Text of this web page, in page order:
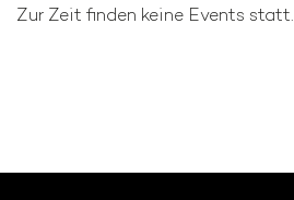
Zur Zeit finden keine Events statt.